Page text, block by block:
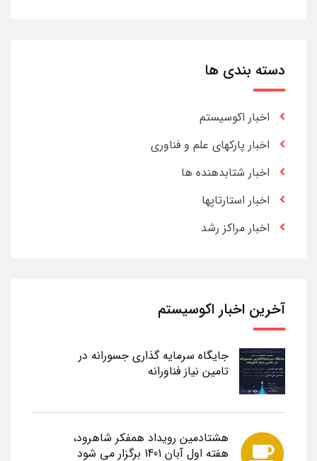
دسته بندی ها
اخبار اکوسیستم
اخبار پارکهای علم و فناوری
اخبار شتابدهنده ها
اخبار استارتاپها
اخبار مراکز رشد
آخرین اخبار اکوسیستم
جایگاه سرمایه گذاری جسورانه در
تامین نیاز فناورانه
هشتادمین رویداد همفکر شاهرود،
هفته اول آبان 1401 برگزار می شود